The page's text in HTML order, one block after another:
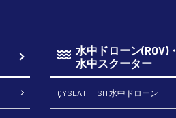
水中ドローン(ROV)・
水中スクーター
QYSEA FIFISH 水中ドローン